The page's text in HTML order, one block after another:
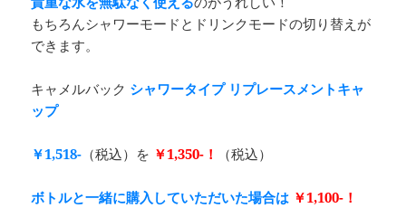
もちろんシャワーモードとドリンクモードの切り替えが
できます。
キャメルバック シャワータイプ リプレースメントキャ
ップ
￥1,518- （税込）を ￥1,350-！ （税込）
ボトルと一緒に購入していただいた場合は ￥1,100-！